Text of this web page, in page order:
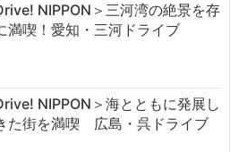
NIPPON＞三河湾の絶景を存
満喫！愛知・三河ドライブ
NIPPON＞海とともに発展し
た街を満喫 広島・呉ドライブ